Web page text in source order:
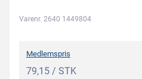
Varenr. 2640 1449804
Medlemspris
79,15 / STK